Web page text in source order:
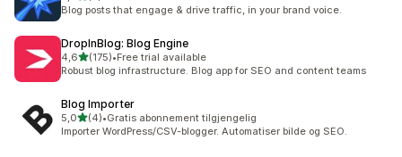
Blog posts that engage & drive traffic, in your brand voice.
DropInBlog: Blog Engine
4,6av 5 stjerner
(175)
Totalt 175 omtaler
•Free trial available
Robust blog infrastructure. Blog app for SEO and content teams
Blog Importer
5,0av 5 stjerner
(4)
Totalt 4 omtaler
•Gratis abonnement tilgjengelig
Importer WordPress/CSV-blogger. Automatiser bilde og SEO.